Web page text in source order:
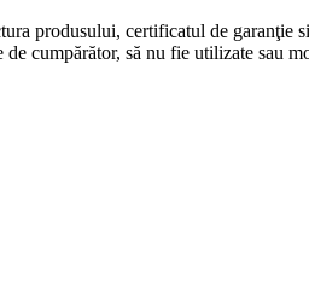
produsului, certificatul de garanţie
de cumpărător, să nu fie utilizate